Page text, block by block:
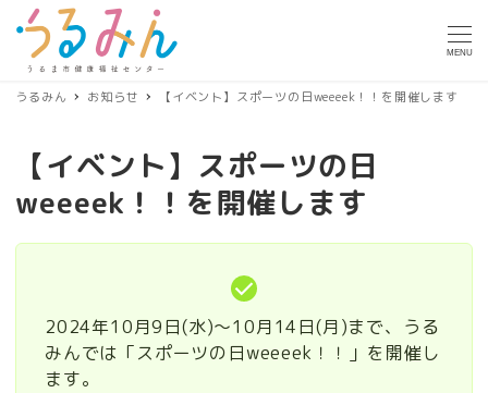
MENU
うるみん お知らせ 【イベント】スポーツの日weeeek！！を開催します
【イベント】スポーツの日
weeeek！！を開催します
2024年10月9日(水)～10月14日(月)まで、うる
みんでは「スポーツの日weeeek！！」を開催し
ます。